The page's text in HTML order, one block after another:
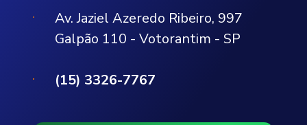
Av. Jaziel Azeredo Ribeiro, 997
Galpão 110 - Votorantim - SP
(15) 3326-7767